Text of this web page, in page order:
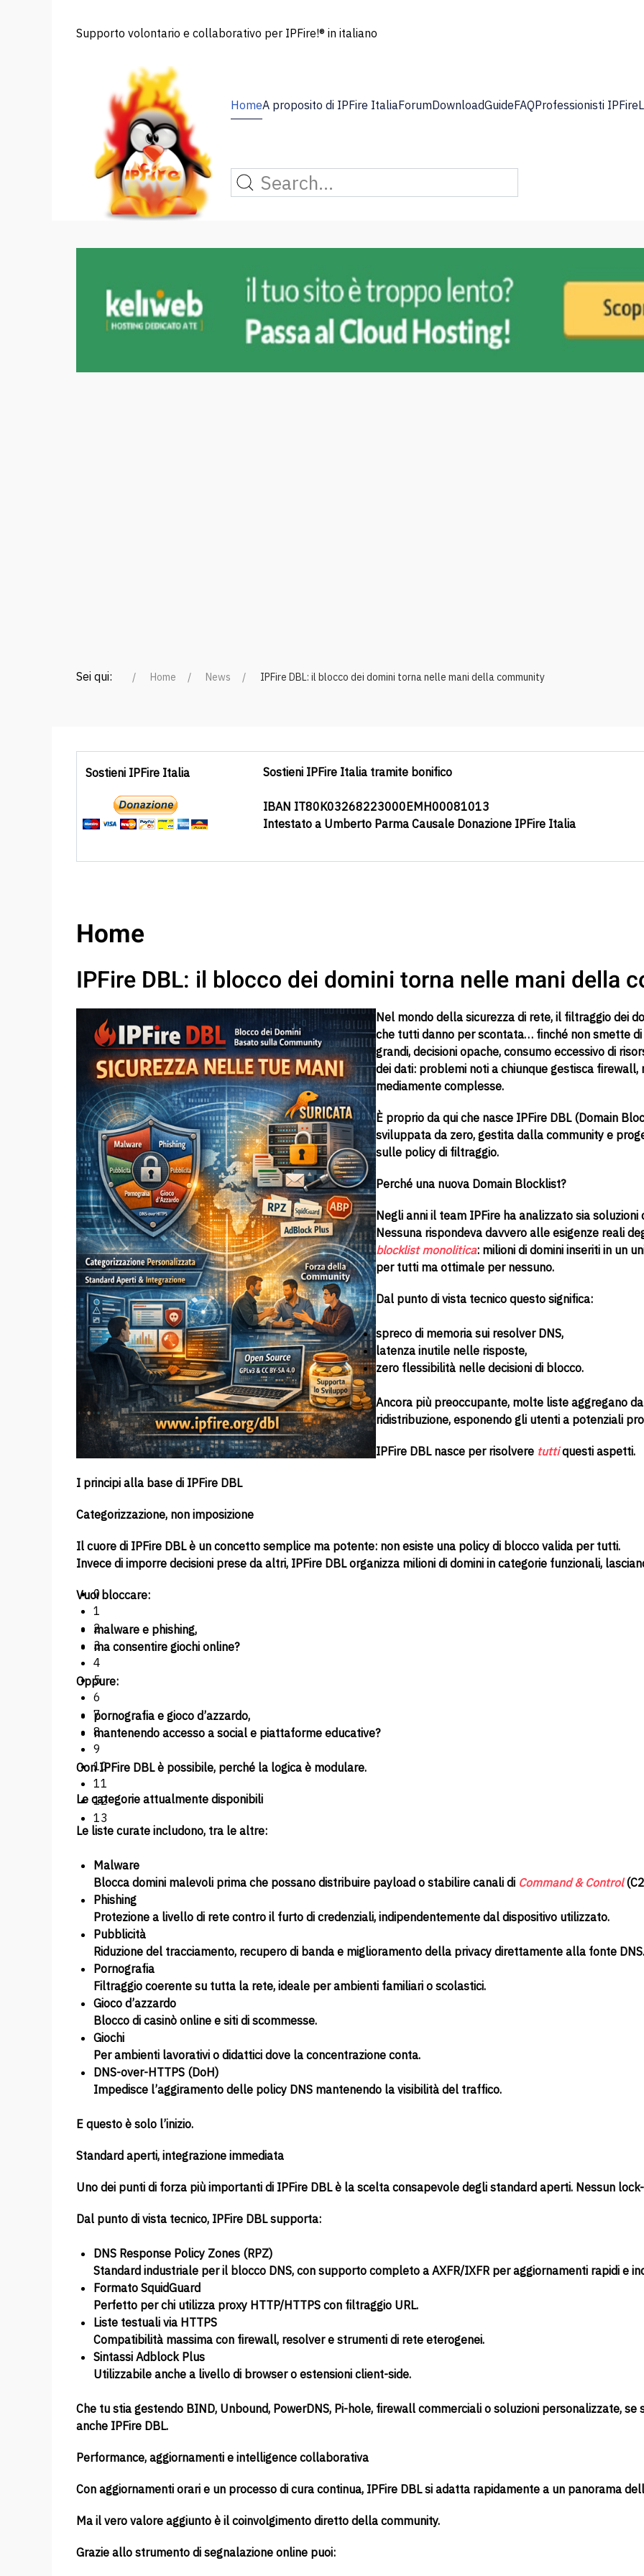
Supporto volontario e collaborativo per IPFire!® in italiano
HomeA proposito di IPFire ItaliaForumDownloadGuideFAQProfessionisti IPFire
0
1
2
3
4
5
6
7
8
9
10
11
12
13
Sei qui: Home News IPFire DBL: il blocco dei domini torna nelle mani della community
Sostieni IPFire Italia Sostieni IPFire Italia tramite bonifico
IBAN IT80K03268223000EMH00081013
Intestato a Umberto Parma Causale Donazione IPFire Italia
Home
IPFire DBL: il blocco dei domini torna nelle mani della
Nel mondo della sicurezza di rete, il filtraggio dei
che tutti danno per scontata… finché non smette
grandi, decisioni opache, consumo eccessivo di
dei dati: problemi noti a chiunque gestisca
mediamente complesse.
È proprio da qui che nasce IPFire DBL (Domain
sviluppata da zero, gestita dalla community e
sulle policy di filtraggio.
Perché una nuova Domain Blocklist?
Negli anni il team IPFire ha analizzato sia
Nessuna rispondeva davvero alle esigenze reali
blocklist monolitica: milioni di domini inseriti in un
per tutti ma ottimale per nessuno.
Dal punto di vista tecnico questo significa:
spreco di memoria sui resolver DNS,
latenza inutile nelle risposte,
zero flessibilità nelle decisioni di blocco.
Ancora più preoccupante, molte liste aggregano
ridistribuzione, esponendo gli utenti a potenziali
IPFire DBL nasce per risolvere tuttiquesti aspetti.
I principi alla base di IPFire DBL
Categorizzazione, non imposizione
Il cuore di IPFire DBL è un concetto semplice ma potente: non esiste una policy di blocco valida per tutti.
Invece di imporre decisioni prese da altri, IPFire DBL organizza milioni di domini in categorie funzionali,
Vuoi bloccare:
malware e phishing,
ma consentire giochi online?
Oppure:
pornografia e gioco d’azzardo,
mantenendo accesso a social e piattaforme educative?
Con IPFire DBL è possibile, perché la logica è modulare.
Le categorie attualmente disponibili
Le liste curate includono, tra le altre:
Malware
Blocca domini malevoli prima che possano distribuire payload o stabilire canali di Command & Control
Phishing
Protezione a livello di rete contro il furto di credenziali, indipendentemente dal dispositivo utilizzato.
Pubblicità
Riduzione del tracciamento, recupero di banda e miglioramento della privacy direttamente alla fonte DNS.
Pornografia
Filtraggio coerente su tutta la rete, ideale per ambienti familiari o scolastici.
Gioco d’azzardo
Blocco di casinò online e siti di scommesse.
Giochi
Per ambienti lavorativi o didattici dove la concentrazione conta.
DNS-over-HTTPS (DoH)
Impedisce l’aggiramento delle policy DNS mantenendo la visibilità del traffico.
E questo è solo l’inizio.
Standard aperti, integrazione immediata
Uno dei punti di forza più importanti di IPFire DBL è la scelta consapevole degli standard aperti. Nessun
Dal punto di vista tecnico, IPFire DBL supporta:
DNS Response Policy Zones (RPZ)
Standard industriale per il blocco DNS, con supporto completo a AXFR/IXFR per aggiornamenti rapidi e
Formato SquidGuard
Perfetto per chi utilizza proxy HTTP/HTTPS con filtraggio URL.
Liste testuali via HTTPS
Compatibilità massima con firewall, resolver e strumenti di rete eterogenei.
Sintassi Adblock Plus
Utilizzabile anche a livello di browser o estensioni client-side.
Che tu stia gestendo BIND, Unbound, PowerDNS, Pi-hole, firewall commerciali o soluzioni personalizzate,
anche IPFire DBL.
Performance, aggiornamenti e intelligence collaborativa
Con aggiornamenti orari e un processo di cura continua, IPFire DBL si adatta rapidamente a un panorama
Ma il vero valore aggiunto è il coinvolgimento diretto della community.
Grazie allo strumento di segnalazione online puoi: